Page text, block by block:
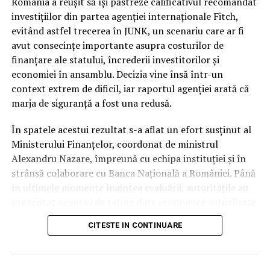
În ciuda acestor vulnerabilități și a presiunii uriașe pe
finanțele publice, autoritățile române au reușit să evite
scenariul negativ. Întrebarea esențială este cum a fost
posibil acest lucru, în condițiile în care datele
economice brute erau deja cunoscute de piețe.
Răspunsul nu a stat în prezentarea unor indicatori noi,
ci în garanțiile de conduită fiscală. În timp ce
autoritatea altor actori politici s-a erodat considerabil
pe parcursul mandatului, Nicușor Dan a rămas
interlocutorul strategic în care partenerii externi au
avut încredere totală.
Presedinția ca garant al
disciplinei bugetare
investițiilor din partea agenției internaționale Fitch,
evitând astfel trecerea în JUNK, un scenariu care ar fi
avut consecințe importante asupra costurilor de
finanțare ale statului, încrederii investitorilor și
economiei în ansamblu. Decizia vine însă într-un
context extrem de dificil, iar raportul agenției arată că
marja de siguranță a fost una redusă.
În spatele acestui rezultat s-a aflat un efort susținut al
Ministerului Finanțelor, coordonat de ministrul
Alexandru Nazare, împreună cu echipa instituției și în
strânsă colaborare cu Banca Națională a României. Până
în ultimele momente înaintea evaluării, autoritățile au
și argumente tehnice privind evoluția finanțelor publice
și măsurile adoptate pentru consolidarea fiscală.
Potrivit informațiilor prezentate, România a venit în
CITESTE IN CONTINUARE